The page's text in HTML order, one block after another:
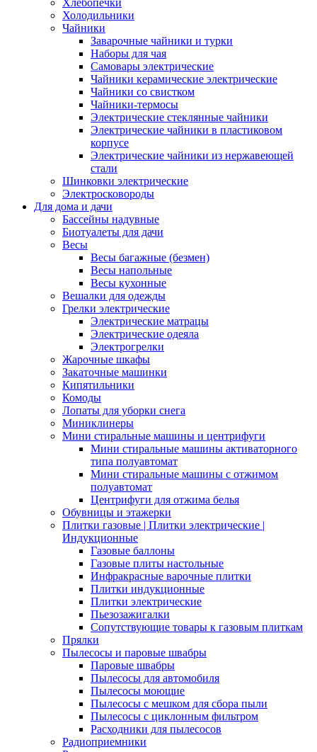
Хлебопечки
Холодильники
Чайники
Заварочные чайники и турки
Наборы для чая
Самовары электрические
Чайники керамические электрические
Чайники со свистком
Чайники-термосы
Электрические стеклянные чайники
Электрические чайники в пластиковом
корпусе
Электрические чайники из нержавеющей
стали
Шинковки электрические
Электросковороды
Для дома и дачи
Бассейны надувные
Биотуалеты для дачи
Весы
Весы багажные (безмен)
Весы напольные
Весы кухонные
Вешалки для одежды
Грелки электрические
Электрические матрацы
Электрические одеяла
Электрогрелки
Жарочные шкафы
Закаточные машинки
Кипятильники
Комоды
Лопаты для уборки снега
Миниклинеры
Мини стиральные машины и центрифуги
Мини стиральные машины активаторного
типа полуавтомат
Мини стиральные машины с отжимом
полуавтомат
Центрифуги для отжима белья
Обувницы и этажерки
Плитки газовые | Плитки электрические |
Индукционные
Газовые баллоны
Газовые плиты настольные
Инфракрасные варочные плитки
Плитки индукционные
Плитки электрические
Пьезозажигалки
Сопутствующие товары к газовым плиткам
Прялки
Пылесосы и паровые швабры
Паровые швабры
Пылесосы для автомобиля
Пылесосы моющие
Пылесосы с мешком для сбора пыли
Пылесосы с циклонным фильтром
Расходники для пылесосов
Радиоприемники